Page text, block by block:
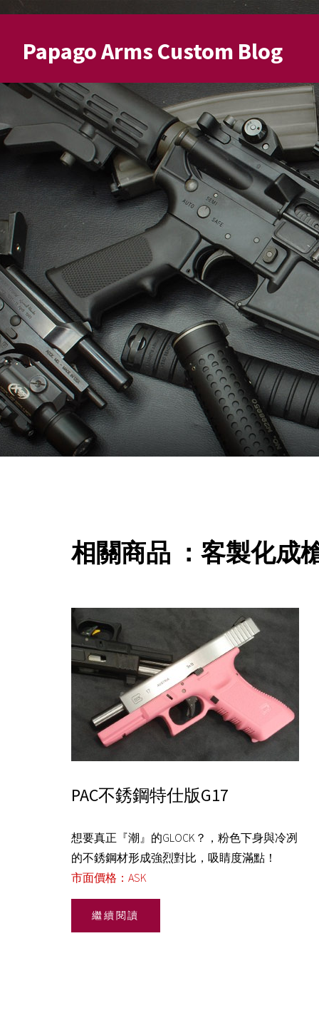
Papago Arms Custom Blog
相關商品 ：客製化成
PAC不銹鋼特仕版G17
想要真正『潮』的GLOCK？，粉色下身與冷冽
的不銹鋼材形成強烈對比，吸睛度滿點！
市面價格：ASK
繼續閱讀